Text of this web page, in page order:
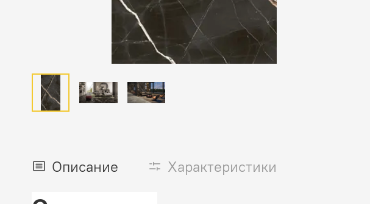
Описание Характеристики